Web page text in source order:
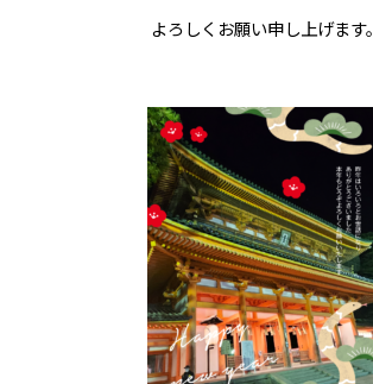
よろしくお願い申し上げます。